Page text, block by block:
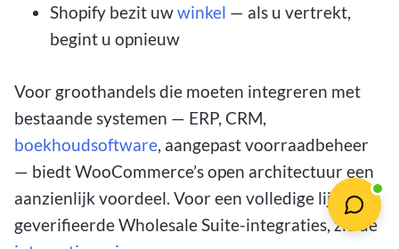
Shopify bezit uwwinkel — als u vertrekt,
begint u opnieuw
Voor groothandels die moeten integreren met
bestaande systemen — ERP, CRM,
boekhoudsoftware, aangepast voorraadbeheer
— biedt WooCommerce’s open architectuur een
aanzienlijk voordeel. Voor een volledige lijst van
geverifieerde Wholesale Suite-integraties, zie de